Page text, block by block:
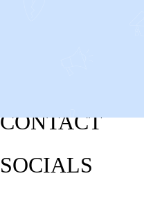
CONTACT
SOCIALS